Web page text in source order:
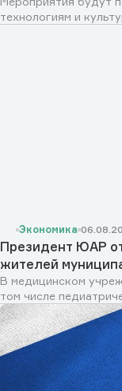
технологиям и
Экономика
Президент ЮАР
жителей
В медицинском
том числе